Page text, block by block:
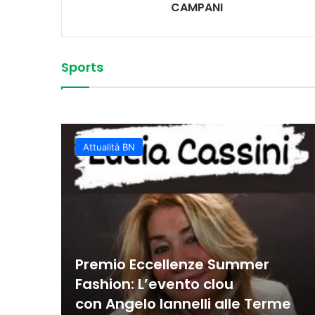
CAMPANI
Sports
Vittoria convincente
Attualità BN
Premio Eccellenze Summer
Fashion: L’evento clou
con Angelo Iannelli alle Terme